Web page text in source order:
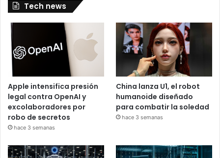
Tech news
Apple intensifica presión
legal contra OpenAI y
excolaboradores por
robo de secretos
hace 3 semanas
China lanza U1, el robot
humanoide diseñado
para combatir la soledad
hace 3 semanas